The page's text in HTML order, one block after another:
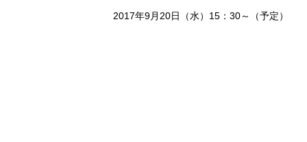
2017年9月20日（水）15：30～（予定）